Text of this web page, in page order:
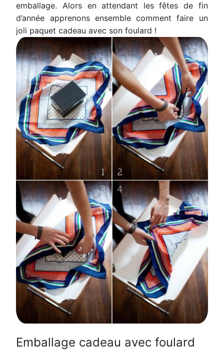
emballage. Alors en attendant les fêtes de fin
d’année apprenons ensemble comment faire un
joli paquet cadeau avec son foulard !
Emballage cadeau avec foulard